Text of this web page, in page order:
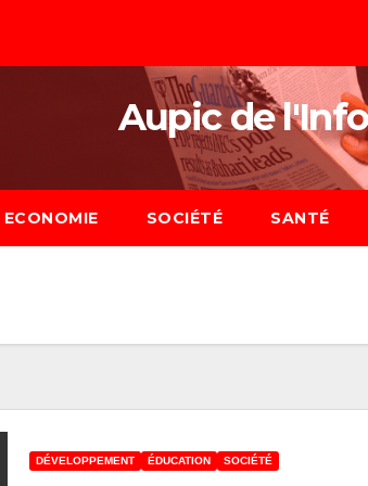
Aupic de l'Info
ECONOMIE SOCIÉTÉ SANTÉ
DÉVELOPPEMENT ÉDUCATION SOCIÉTÉ